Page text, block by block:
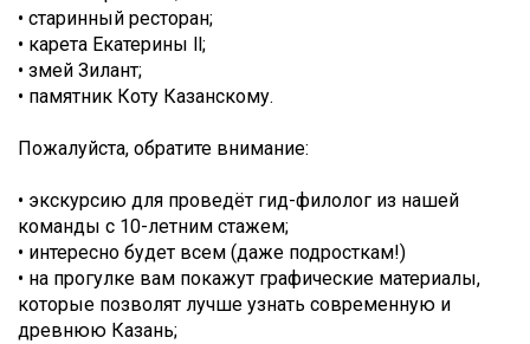
• старинный ресторан;
• карета Екатерины ll;
• змей Зилант;
• памятник Коту Казанскому.
Пожалуйста, обратите внимание:
• экскурсию для проведёт гид-филолог из нашей
команды с 10-летним стажем;
• интересно будет всем (даже подросткам!)
• на прогулке вам покажут графические материалы,
которые позволят лучше узнать современную и
древнюю Казань;